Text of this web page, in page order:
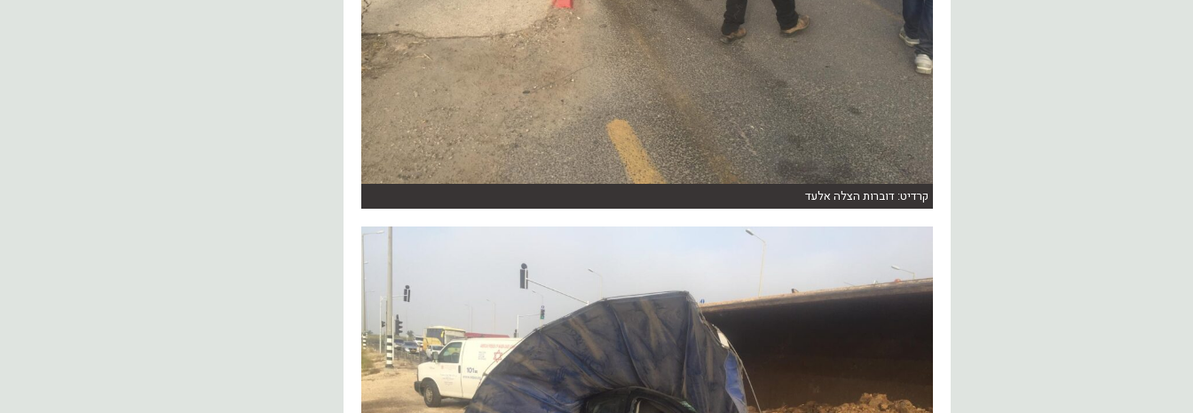
קרדיט: דוברות הצלה אלעד